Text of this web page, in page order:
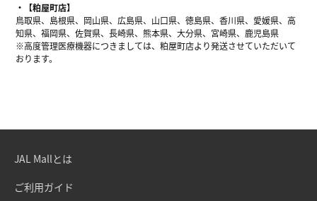
【粕屋町店】
鳥取県、島根県、岡山県、広島県、山口県、徳島県、香川県、愛媛県、高
知県、福岡県、佐賀県、長崎県、熊本県、大分県、宮崎県、鹿児島県
※高度管理医療機器につきましては、粕屋町店より発送させていただいて
おります。
JAL Mallとは
ご利用ガイド